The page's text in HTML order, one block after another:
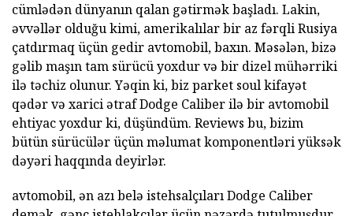
cümlədən dünyanın qalan gətirmək başladı. Lakin,
əvvəllər olduğu kimi, amerikalılar bir az fərqli Rusiya
çatdırmaq üçün gedir avtomobil, baxın. Məsələn, bizə
gəlib maşın tam sürücü yoxdur və bir dizel mühərriki
ilə təchiz olunur. Yəqin ki, biz parket soul kifayət
qədər və xarici ətraf Dodge Caliber ilə bir avtomobil
ehtiyac yoxdur ki, düşündüm. Reviews bu, bizim
bütün sürücülər üçün məlumat komponentləri yüksək
dəyəri haqqında deyirlər.
avtomobil, ən azı belə istehsalçıları Dodge Caliber